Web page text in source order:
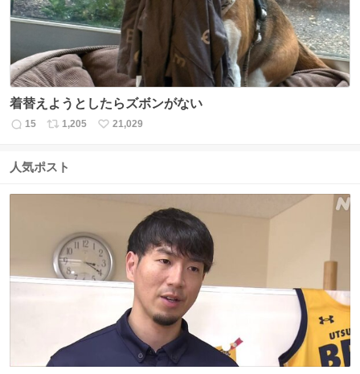
着替えようとしたらズボンがない
返
数
15
リ
ス
数
1,205
い
21,029
人気ポスト